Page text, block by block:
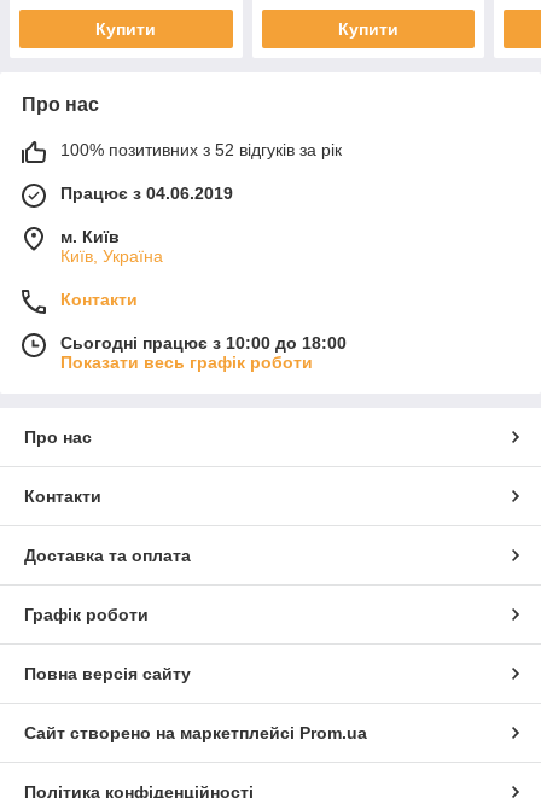
Купити Купити
Про нас
100% позитивних з 52 відгуків за рік
Працює з 04.06.2019
м. Київ
Київ, Україна
Контакти
Сьогодні працює з 10:00 до 18:00
Показати весь графік роботи
Про нас
Контакти
Доставка та оплата
Графік роботи
Повна версія сайту
Сайт створено на маркетплейсі Prom.ua
Політика конфіденційності